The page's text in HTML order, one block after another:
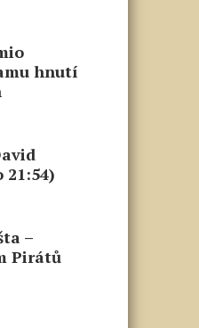
hnutí
–
Pirátů